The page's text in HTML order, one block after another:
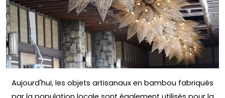
Aujourd'hui, les objets artisanaux en bambou fabriqués